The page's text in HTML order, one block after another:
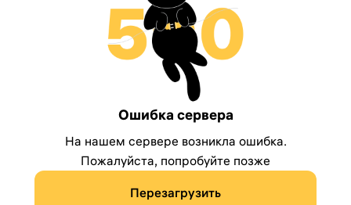
Ошибка сервера
На нашем сервере возникла ошибка.
Пожалуйста, попробуйте позже
Перезагрузить